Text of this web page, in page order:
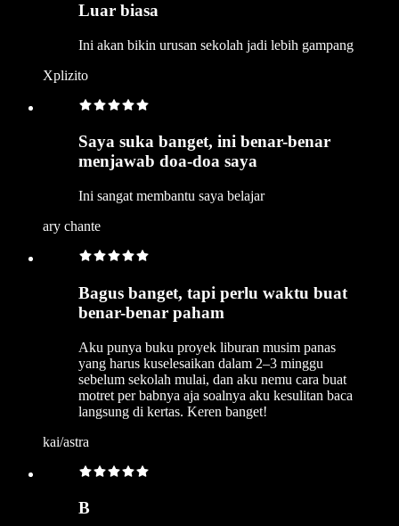
Luar biasa
Ini akan bikin urusan sekolah jadi lebih gampang
Xplizito
Saya suka banget, ini benar-benar
menjawab doa-doa saya
Ini sangat membantu saya belajar
ary chante
Bagus banget, tapi perlu waktu buat
benar-benar paham
Aku punya buku proyek liburan musim panas
yang harus kuselesaikan dalam 2–3 minggu
sebelum sekolah mulai, dan aku nemu cara buat
motret per babnya aja soalnya aku kesulitan baca
langsung di kertas. Keren banget!
kai/astra
B